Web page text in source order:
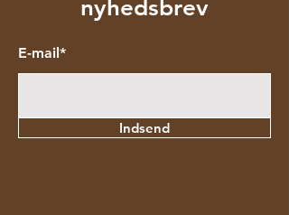
nyhedsbrev
E-mail*
Indsend